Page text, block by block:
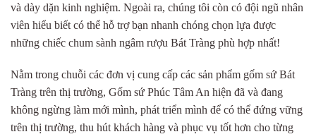
và dày dặn kinh nghiệm. Ngoài ra, chúng tôi còn có đội ngũ nhân
viên hiểu biết có thể hỗ trợ bạn nhanh chóng chọn lựa được
những chiếc chum sành ngâm rượu Bát Tràng phù hợp nhất!
Nằm trong chuỗi các đơn vị cung cấp các sản phẩm gốm sứ Bát
Tràng trên thị trường, Gốm sứ Phúc Tâm An hiện đã và đang
không ngừng làm mới mình, phát triển mình để có thể đứng vững
trên thị trường, thu hút khách hàng và phục vụ tốt hơn cho từng